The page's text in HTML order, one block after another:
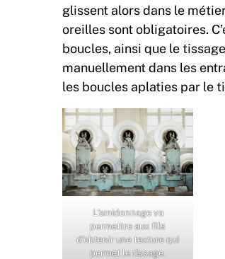
glissent alors dans le
oreilles sont obligatoires.
boucles, ainsi que le
manuellement dans les
les boucles aplaties par le
L’amidonnage va
permettre aux fils
d’obtenir une texture qui
permet le tissage.